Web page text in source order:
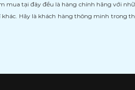
mua tại đây đều là hàng chính hãng với
Hãy là khách hàng thông minh trong